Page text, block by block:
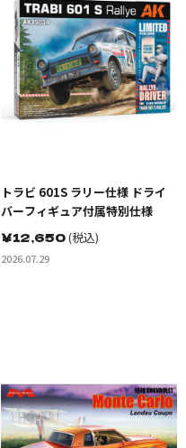
トラビ 601S ラリー仕様 ドライ
バーフィギュア付属特別仕様
￥12,650(税込)
2026.07.29